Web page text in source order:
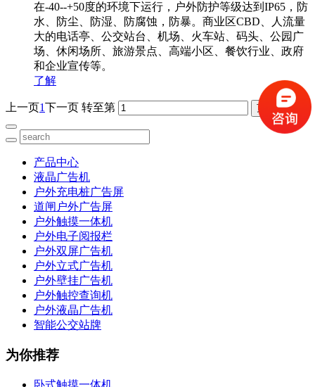
在-40--+50度的环境下运行，户外防护等级达到IP65，防
水、防尘、防湿、防腐蚀，防暴。商业区CBD、人流量
大的电话亭、公交站台、机场、火车站、码头、公园广
场、休闲场所、旅游景点、高端小区、餐饮行业、政府
和企业宣传等。
了解
上一页1下一页 转至第
产品中心
液晶广告机
户外充电桩广告屏
道闸户外广告屏
户外触摸一体机
户外电子阅报栏
户外双屏广告机
户外立式广告机
户外壁挂广告机
户外触控查询机
户外液晶广告机
智能公交站牌
为你推荐
卧式触摸一体机